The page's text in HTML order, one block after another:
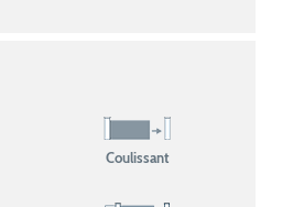
Coulissant